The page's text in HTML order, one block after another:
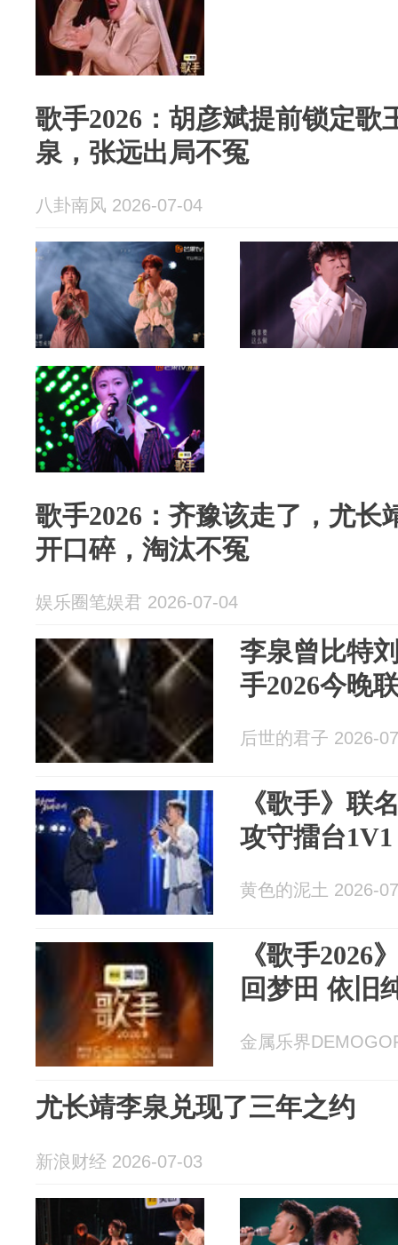
歌手2026：胡彦斌提前锁定歌
泉，张远出局不冤
八卦南风 2026-07-04
歌手2026：齐豫该走了，尤长
开口碎，淘汰不冤
娱乐圈笔娱君 2026-07-04
李泉曾比特
手2026今晚
后世的君子 2026-
《歌手》联
攻守擂台
黄色的泥土 2026-
《歌手2026
回梦田 依旧
金属乐界
尤长靖李泉兑现了三年之约
新浪财经 2026-07-03